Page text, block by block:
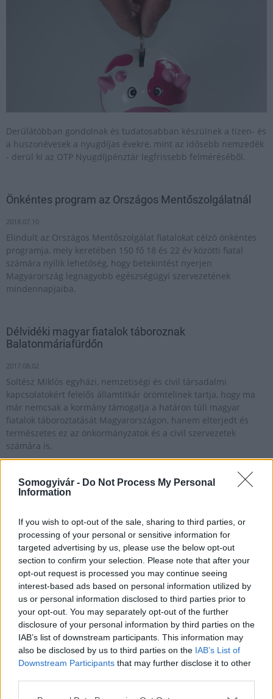
Somogyivár - Do Not Process My Personal
Information
If you wish to opt-out of the sale, sharing to third parties, or
processing of your personal or sensitive information for
targeted advertising by us, please use the below opt-out
section to confirm your selection. Please note that after your
opt-out request is processed you may continue seeing
interest-based ads based on personal information utilized by
us or personal information disclosed to third parties prior to
your opt-out. You may separately opt-out of the further
disclosure of your personal information by third parties on the
IAB’s list of downstream participants. This information may
also be disclosed by us to third parties on the IAB’s List of
Downstream Participants that may further disclose it to other
Derűlátóbban gondolnak és tudatosabban készülnek a tízen- és
a huszonévesek a nyugdíjas évekre, mint az idősebb nemzedék
- derül ki az OTP Nyugdíjpénztár legfrissebb felméréséből.
Önkéntes program az Országos Mentőszolgálatnál
2018.07.10
Elindult az Országos Mentőszolgálat fiatalokat célzó önkéntes
programja, mely keretében 150 fő 18 és 22 év közötti fiatal
számára nyílik lehetőség, hogy betekintést nyerjen
Magyarország legnagyobb egészségügyi szervezetének
mindennapjaiba.
Délvidéki magyar fiatalok táboroznak
Balatonmáriafürdőn
2017.08.02
Soltész Miklós egyházi, nemzetiségi és civil társadalmi
kapcsolatokért felelős államtitkár örömtelinek tartja, hogy ma
már nemcsak a kormány támogatja a határon túli magyar
fiatalok táboroztatását Magyarországon, hanem elterjedt és
természetes ez az önkormányzatok és a civil szervezetek
számára is.
Háromezer fiatalt várnak önkéntes munkára
Aktuális
Háromezer fiatal élhet az önkéntes munka lehetőségével egy